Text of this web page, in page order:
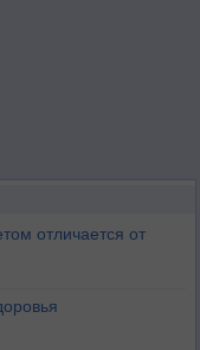
отличается от